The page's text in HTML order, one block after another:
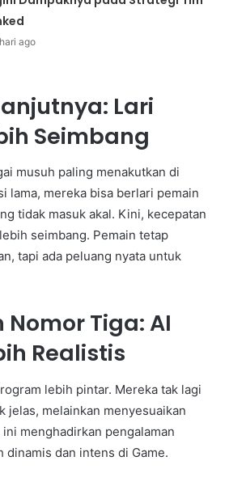
ago
Lari
Seimbang
musuh paling menakutkan di
lama, mereka bisa berlari pemain
tidak masuk akal. Kini, kecepatan
seimbang. Pemain tetap
tapi ada peluang nyata untuk
Tiga: AI
Realistis
lebih pintar. Mereka tak lagi
jelas, melainkan menyesuaikan
menghadirkan pengalaman
dinamis dan intens di Game.